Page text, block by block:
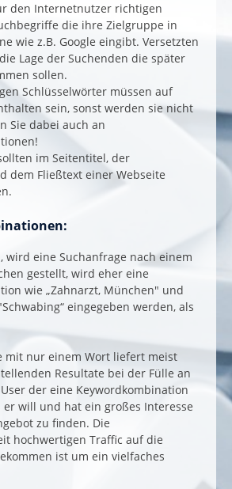
den Internetnutzer richtigen
die ihre Zielgruppe in
wie z.B. Google eingibt. Versetzten
Lage der Suchenden die später
sollen.
Schlüsselwörter müssen auf
sein, sonst werden sie nicht
Sie dabei auch an
im Seitentitel, der
dem Fließtext einer Webseite
wird eine Suchanfrage nach einem
gestellt, wird eher eine
wie „Zahnarzt, München" und
eingegeben werden, als
mit nur einem Wort liefert meist
Resultate bei der Fülle an
der eine Keywordkombination
will und hat ein großes Interesse
zu finden. Die
hochwertigen Traffic auf die
ist um ein vielfaches